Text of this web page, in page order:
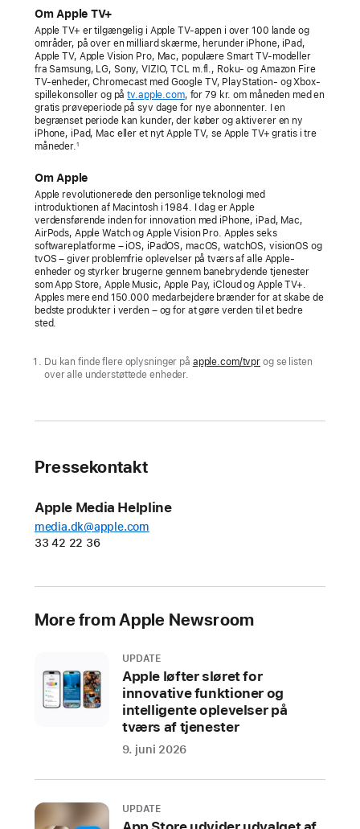
går
sejrsgang
som
den
mest
vindende
debutkomedieserie
historien,
og
det
globale
hit
Severance
topper
mest
77. udgave
Primetime
Emmy
Awards-
sikrer
bedste
Emmy-
resultat
nogensinde
22 priser
på
tværs
Om Apple TV+
Apple TV+ er tilgængelig i Apple TV-appen i over 100 lande og
områder, på over en milliard skærme, herunder iPhone, iPad,
Apple TV, Apple Vision Pro, Mac, populære Smart TV-modeller
fra Samsung, LG, Sony, VIZIO, TCL m.fl., Roku- og Amazon Fire
TV-enheder, Chromecast med Google TV, PlayStation- og Xbox-
spillekonsoller og påtv.apple.com, for 79 kr. om måneden med en
gratis prøveperiode på syv dage for nye abonnenter. I en
begrænset periode kan kunder, der køber og aktiverer en ny
iPhone, iPad, Mac eller et nyt Apple TV, se Apple TV+ gratis i tre
måneder. 1
Om Apple
Apple revolutionerede den personlige teknologi med
introduktionen af Macintosh i 1984. I dag er Apple
verdensførende inden for innovation med iPhone, iPad, Mac,
AirPods, Apple Watch og Apple Vision Pro. Apples seks
softwareplatforme – iOS, iPadOS, macOS, watchOS, visionOS og
tvOS – giver problemfrie oplevelser på tværs af alle Apple-
enheder og styrker brugerne gennem banebrydende tjenester
som App Store, Apple Music, Apple Pay, iCloud og Apple TV+.
Apples mere end 150.000 medarbejdere brænder for at skabe de
bedste produkter i verden – og for at gøre verden til et bedre
sted.
Du kan finde flere oplysninger på apple.com/tvpr og se listen
over alle understøttede enheder.
Pressekontakt
Apple Media Helpline
media.dk@apple.com
33 42 22 36
More from Apple Newsroom
UPDATE
Apple løfter sløret for
innovative funktioner og
intelligente oplevelser på
tværs af tjenester
9. juni 2026
UPDATE